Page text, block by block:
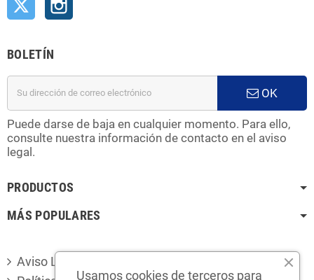
BOLETÍN
OK
Puede darse de baja en cualquier momento. Para ello,
consulte nuestra información de contacto en el aviso
legal.
PRODUCTOS
MÁS POPULARES
Aviso Legal
Usamos cookies de terceros para